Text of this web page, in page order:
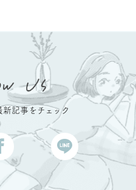
記事をチェック